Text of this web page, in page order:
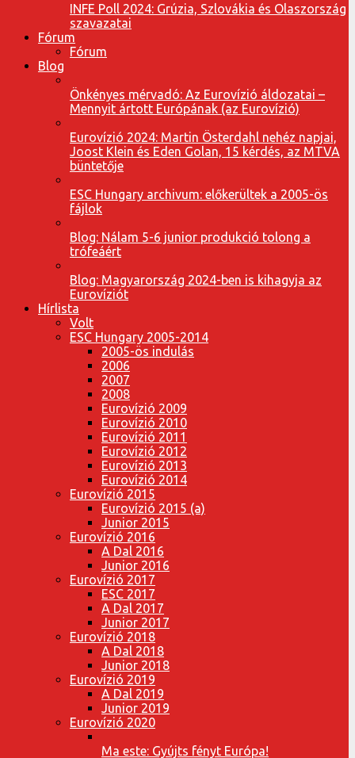
INFE Poll 2024: Grúzia, Szlovákia és Olaszország
szavazatai
Fórum
Fórum
Blog
Önkényes mérvadó: Az Eurovízió áldozatai –
Mennyit ártott Európának (az Eurovízió)
Eurovízió 2024: Martin Österdahl nehéz napjai,
Joost Klein és Eden Golan, 15 kérdés, az MTVA
büntetője
ESC Hungary archivum: előkerültek a 2005-ös
fájlok
Blog: Nálam 5-6 junior produkció tolong a
trófeáért
Blog: Magyarország 2024-ben is kihagyja az
Eurovíziót
Hírlista
Volt
ESC Hungary 2005-2014
2005-ös indulás
2006
2007
2008
Eurovízió 2009
Eurovízió 2010
Eurovízió 2011
Eurovízió 2012
Eurovízió 2013
Eurovízió 2014
Eurovízió 2015
Eurovízió 2015 (a)
Junior 2015
Eurovízió 2016
A Dal 2016
Junior 2016
Eurovízió 2017
ESC 2017
A Dal 2017
Junior 2017
Eurovízió 2018
A Dal 2018
Junior 2018
Eurovízió 2019
A Dal 2019
Junior 2019
Eurovízió 2020
Ma este: Gyújts fényt Európa!